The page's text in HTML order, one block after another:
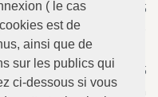
( le cas
est de
ainsi que de
sur les publics qui
ci-dessous si vous
N°157 - Le Calvaire, RD 675
14430 ANGERVILLE-Dozulé
CABOURG: 02.31.24.94.15
8 Avenue Bertaux Levillain